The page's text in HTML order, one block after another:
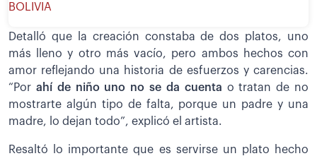
BOLIVIA
Detalló que la creación constaba de dos platos, uno
más lleno y otro más vacío, pero ambos hechos con
amor reflejando una historia de esfuerzos y carencias.
“Por ahí de niño uno no se da cuenta o tratan de no
mostrarte algún tipo de falta, porque un padre y una
madre, lo dejan todo”, explicó el artista.
Resaltó lo importante que es servirse un plato hecho